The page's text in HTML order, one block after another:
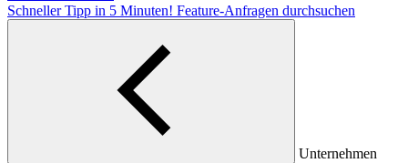
Schneller Tipp in 5 Minuten! Feature-Anfragen durchsuchen
Unternehmen